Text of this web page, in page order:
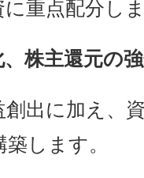
重点配分し
株主還元の
創出に加え、
します。